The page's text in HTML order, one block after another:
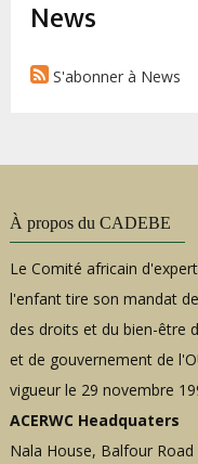
News
S'abonner à News
À propos du CADEBE
Le Comité africain
l'enfant tire son mandat
des droits et du bien-être
et de gouvernement de
vigueur le 29 novembre
ACERWC Headquaters
Nala House, Balfour Road